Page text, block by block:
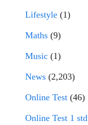
Lifestyle (1)
Maths (9)
Music (1)
News (2,203)
Online Test (46)
Online Test 1 std